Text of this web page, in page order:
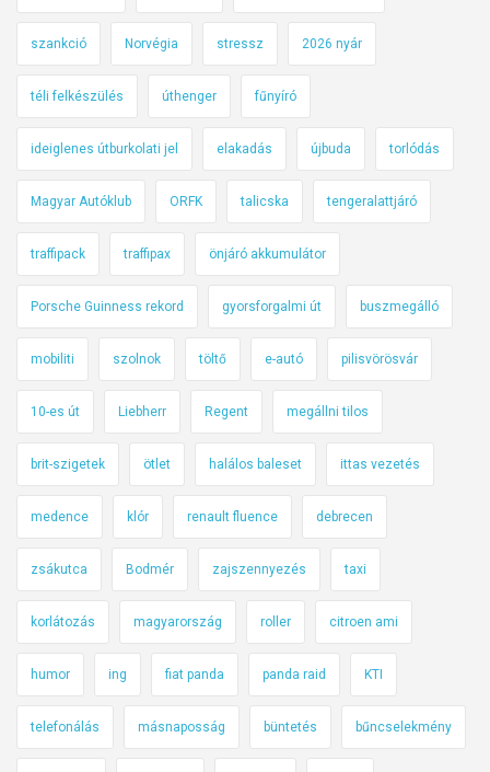
szankció Norvégia stressz 2026 nyár
téli felkészülés úthenger fűnyíró
ideiglenes útburkolati jel elakadás újbuda torlódás
Magyar Autóklub ORFK talicska tengeralattjáró
traffipack traffipax önjáró akkumulátor
Porsche Guinness rekord gyorsforgalmi út buszmegálló
mobiliti szolnok töltő e-autó pilisvörösvár
10-es út Liebherr Regent megállni tilos
brit-szigetek ötlet halálos baleset ittas vezetés
medence klór renault fluence debrecen
zsákutca Bodmér zajszennyezés taxi
korlátozás magyarország roller citroen ami
humor ing fiat panda panda raid KTI
telefonálás másnaposság büntetés bűncselekmény